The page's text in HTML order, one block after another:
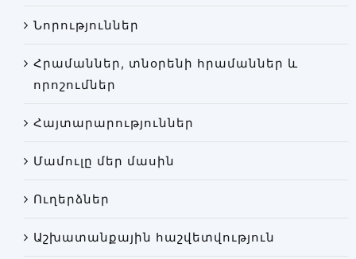
Գրադարան
Նորություններ
Հրամաններ, տնօրենի հրամաններ և
որոշումներ
Հայտարարություններ
Մամուլը մեր մասին
Ուղերձներ
Աշխատանքային հաշվետվություն